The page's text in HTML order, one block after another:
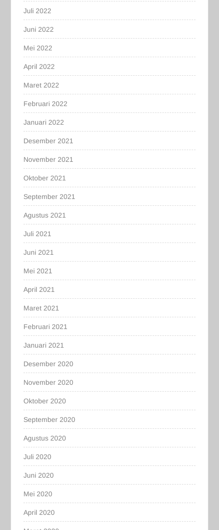
Juli 2022
Juni 2022
Mei 2022
April 2022
Maret 2022
Februari 2022
Januari 2022
Desember 2021
November 2021
Oktober 2021
September 2021
Agustus 2021
Juli 2021
Juni 2021
Mei 2021
April 2021
Maret 2021
Februari 2021
Januari 2021
Desember 2020
November 2020
Oktober 2020
September 2020
Agustus 2020
Juli 2020
Juni 2020
Mei 2020
April 2020